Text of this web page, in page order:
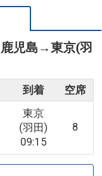
鹿児島 →東京(羽
到着 空席
東京
(羽田)
09:15
8